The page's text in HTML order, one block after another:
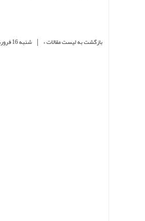
بازگشت به لیست مقالات » | شنبه 16 فروردین 1399 در ساعت 12 : 51 دقیقه